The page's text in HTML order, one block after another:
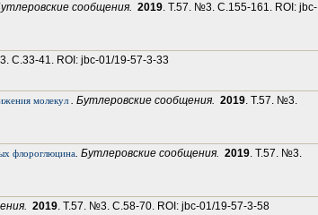
сообщения. 2019. Т.57. №3. С.155-161. ROI: jbc-
С.33-41. ROI: jbc-01/19-57-3-33
молекул . Бутлеровские сообщения. 2019. Т.57. №3.
флороглюцина. Бутлеровские сообщения. 2019. Т.57. №3.
2019. Т.57. №3. С.58-70. ROI: jbc-01/19-57-3-58